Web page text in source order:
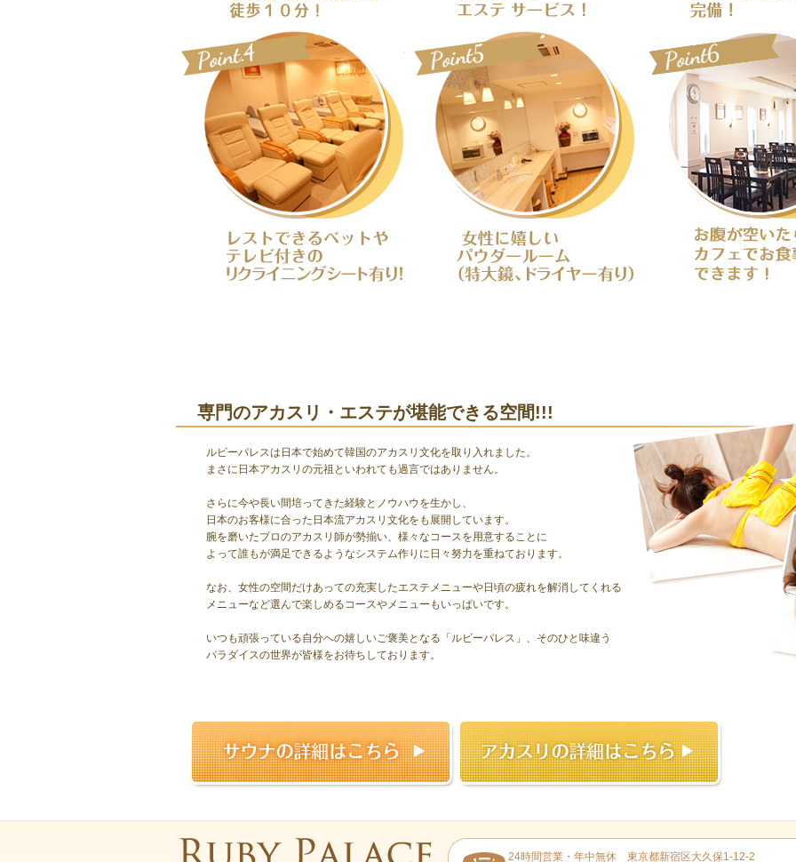
専門のアカスリ・エステが堪能できる空間!!!
ルビーパレスは日本で始めて韓国のアカスリ文化を取り入れました。
まさに日本アカスリの元祖といわれても過言ではありません。
さらに今や長い間培ってきた経験とノウハウを生かし、
日本のお客様に合った日本流アカスリ文化をも展開しています。
腕を磨いたプロのアカスリ師が勢揃い、様々なコースを用意することに
よって誰もが満足できるようなシステム作りに日々努力を重ねております。
なお、女性の空間だけあっての充実したエステメニューや日頃の疲れを解消してくれる
メニューなど選んで楽しめるコースやメニューもいっぱいです。
いつも頑張っている自分への嬉しいご褒美となる「ルビーパレス」、そのひと味違う
パラダイスの世界が皆様をお待ちしております。
24時間営業・年中無休 東京都新宿区大久保1-12-2